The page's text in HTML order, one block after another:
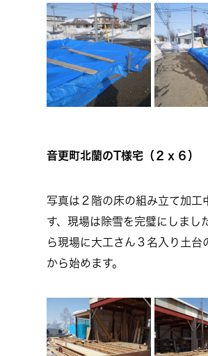
音更町北蘭のT様宅（２ｘ６）
写真は２階の床の組み立て加工
す、現場は除雪を完璧にしまし
ら現場に大工さん３名入り土台
から始めます。